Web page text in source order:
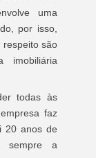
uma
por isso,
respeito são
imobiliária
todas às
faz
20 anos de
sempre a